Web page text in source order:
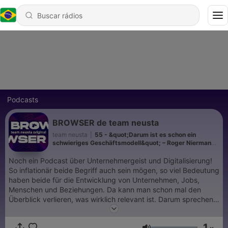
Podcasts
BROWSER de team neusta
team neusta
55 - &quot;Darum ist es schon ein
schwieriges Geschäftsmodell&quot; – Roger Niermann,
BROWSER
Noch ein Podcast über Unternehmergeist und Digitalisierung!
So inflationär beide Begriff auch sein mögen, so viel Bedeutung
haben beide für die Entwicklung von Unternehmen, Jobs,
Menschen und Beziehungen. Da kann man schon mal den
Überblick verlieren, was wirklich relevant ist. Darum sprechen
wir darüber mit Unternehmerinnen und Unternehmern,